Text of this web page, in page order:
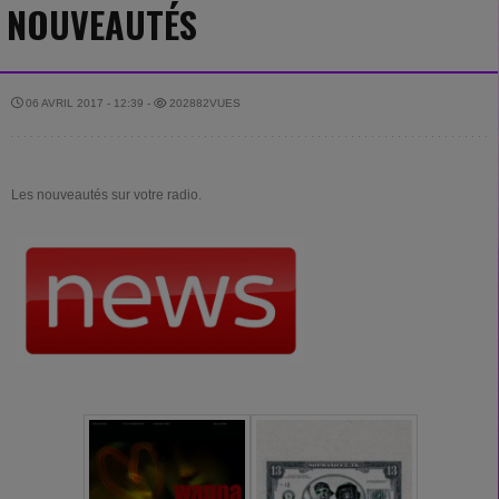
NOUVEAUTÉS
06 AVRIL 2017 - 12:39 - 202882VUES
Les nouveautés sur votre radio.